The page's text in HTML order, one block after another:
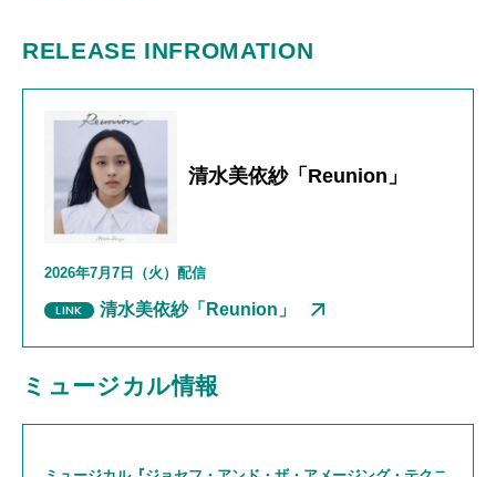
RELEASE INFROMATION
清水美依紗「Reunion」
2026年7月7日（火）配信
清水美依紗「Reunion」
ミュージカル情報